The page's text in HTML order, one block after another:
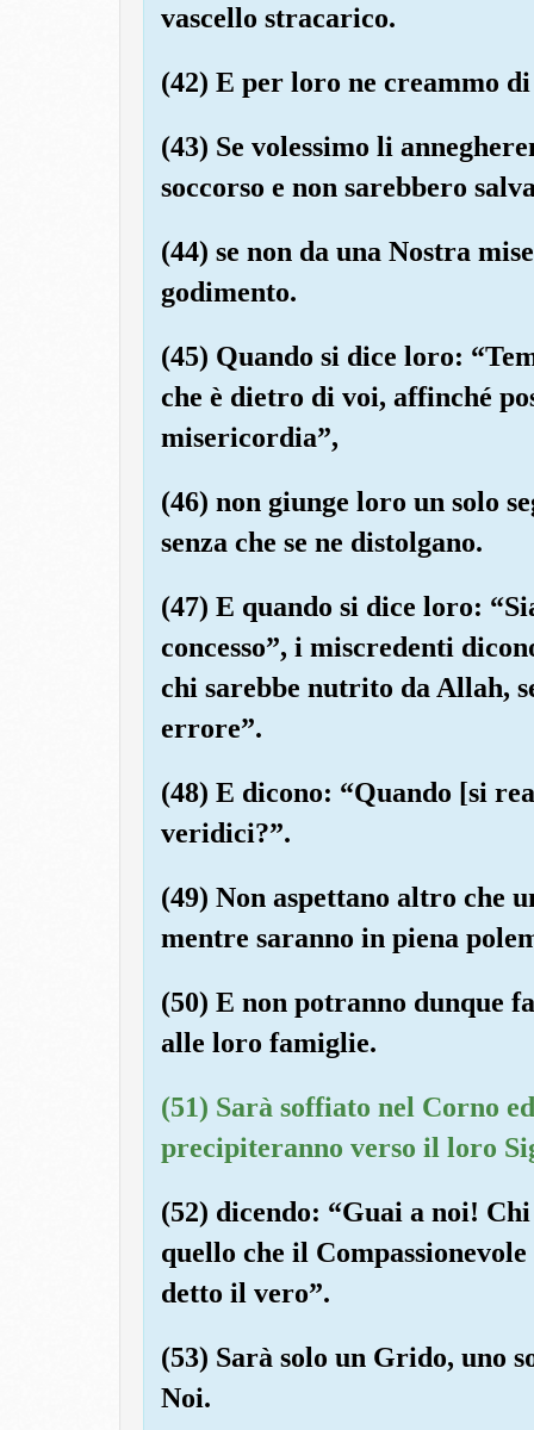
vascello stracarico.
(42) E per loro ne creammo
(43) Se volessimo li
soccorso e non sarebbero
(44) se non da una Nostra
godimento.
(45) Quando si dice loro:
che è dietro di voi, affinché
misericordia”,
(46) non giunge loro un solo
senza che se ne distolgano.
(47) E quando si dice loro:
concesso”, i miscredenti
chi sarebbe nutrito da Allah,
errore”.
(48) E dicono: “Quando [si
veridici?”.
(49) Non aspettano altro che
mentre saranno in piena
(50) E non potranno dunque
alle loro famiglie.
(51) Sarà soffiato nel Corno
precipiteranno verso il loro
(52) dicendo: “Guai a noi!
quello che il
detto il vero”.
(53) Sarà solo un Grido, uno
Noi.